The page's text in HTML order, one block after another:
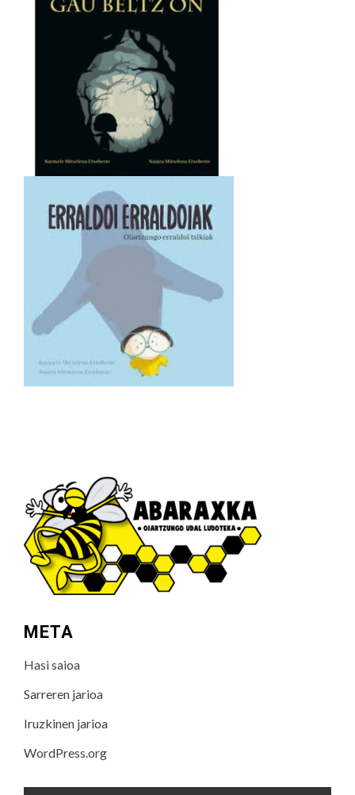
META
Hasi saioa
Sarreren jarioa
Iruzkinen jarioa
WordPress.org